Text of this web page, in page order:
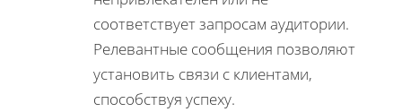
соответствует запросам аудитории.
Релевантные сообщения позволяют
установить связи с клиентами,
способствуя успеху.